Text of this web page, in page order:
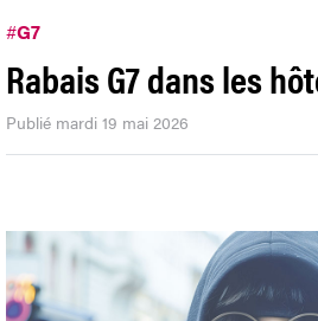
#G7
Rabais G7 dans les
Publié mardi 19 mai 2026